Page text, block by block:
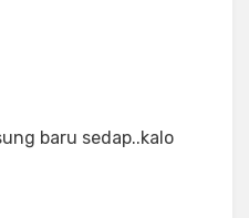
baru sedap..kalo